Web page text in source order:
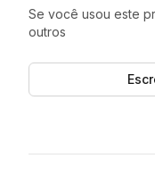
Se você usou este
outros